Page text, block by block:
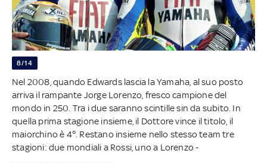
8/14
Nel 2008, quando Edwards lascia la Yamaha, al suo posto
arriva il rampante Jorge Lorenzo, fresco campione del
mondo in 250. Tra i due saranno scintille sin da subito. In
quella prima stagione insieme, il Dottore vince il titolo, il
maiorchino è 4°. Restano insieme nello stesso team tre
stagioni: due mondiali a Rossi, uno a Lorenzo -